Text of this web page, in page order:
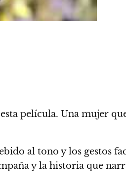
película. Una mujer
al tono y los gestos
y la historia que